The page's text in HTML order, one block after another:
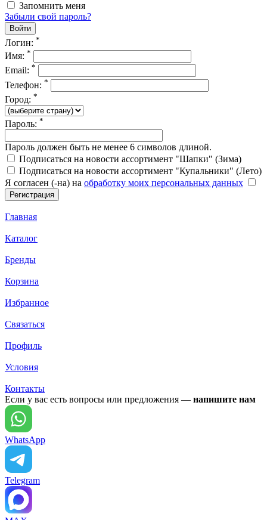
Запомнить меня
Забыли свой пароль?
Логин: *
Имя: *
Email: *
Телефон: *
Город: *
Пароль: *
Пароль должен быть не менее 6 символов длиной.
Подписаться на новости ассортимент "Шапки" (Зима)
Подписаться на новости ассортимент "Купальники" (Лето)
Я согласен (-на) на обработку моих персональных данных
Главная
Каталог
Бренды
Корзина
Избранное
Связаться
Профиль
Условия
Контакты
Если у вас есть вопросы или предложения — напишите нам
WhatsApp
Telegram